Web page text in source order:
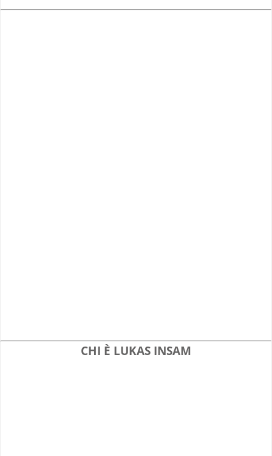
CHI È LUKAS INSAM